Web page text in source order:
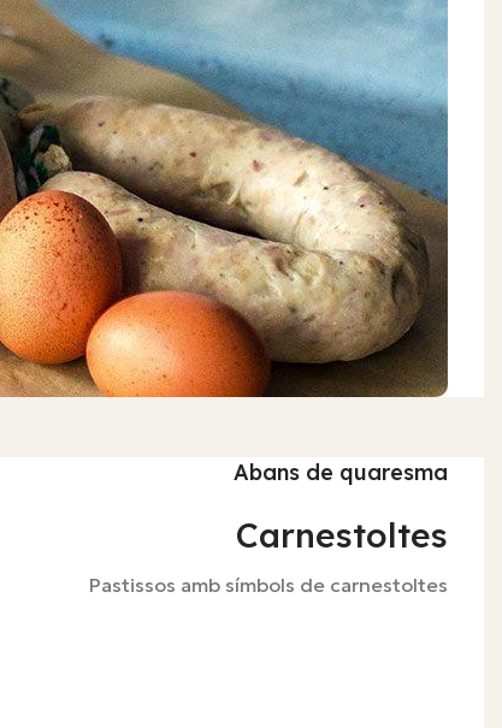
Abans de quaresma
Carnestoltes
Pastissos amb símbols de carnestoltes